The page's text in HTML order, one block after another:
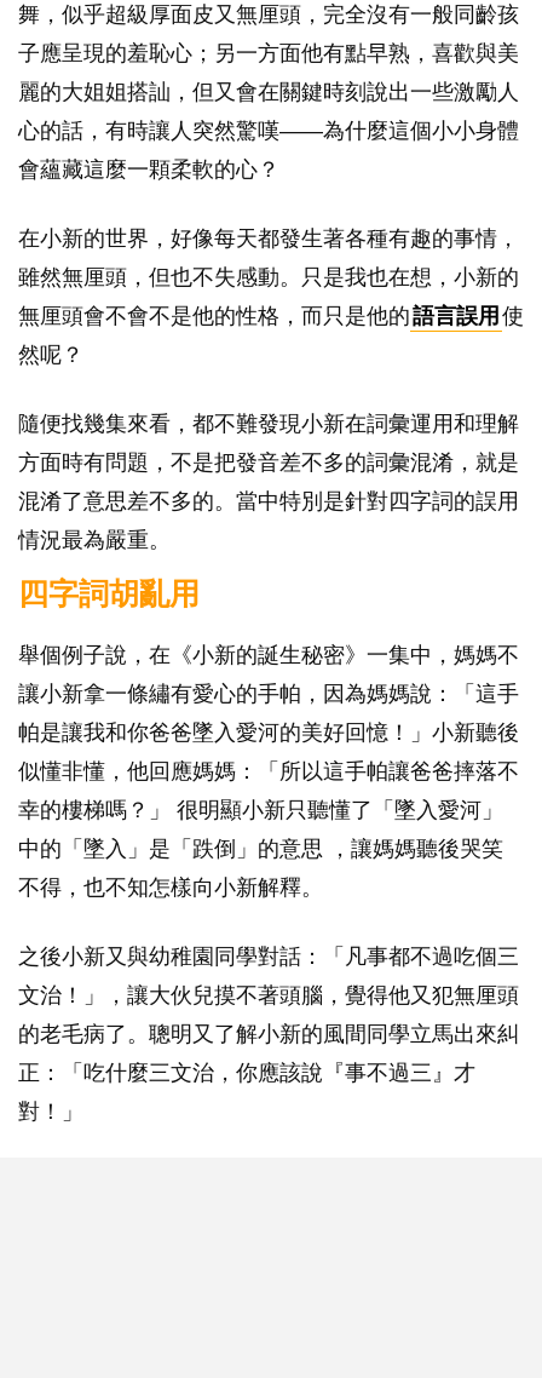
舞，似乎超級厚面皮又無厘頭，完全沒有一般同齡孩
子應呈現的羞恥心；另一方面他有點早熟，喜歡與美
麗的大姐姐搭訕，但又會在關鍵時刻說出一些激勵人
心的話，有時讓人突然驚嘆——為什麼這個小小身體
會蘊藏這麼一顆柔軟的心？
在小新的世界，好像每天都發生著各種有趣的事情，
雖然無厘頭，但也不失感動。只是我也在想，小新的
無厘頭會不會不是他的性格，而只是他的語言誤用 使
然呢？
隨便找幾集來看，都不難發現小新在詞彙運用和理解
方面時有問題，不是把發音差不多的詞彙混淆，就是
混淆了意思差不多的。當中特別是針對四字詞的誤用
情況最為嚴重。
四字詞胡亂用
舉個例子說，在《小新的誕生秘密》一集中，媽媽不
讓小新拿一條繡有愛心的手帕，因為媽媽說：「這手
帕是讓我和你爸爸墜入愛河的美好回憶！」小新聽後
似懂非懂，他回應媽媽：「所以這手帕讓爸爸摔落不
幸的樓梯嗎？」 很明顯小新只聽懂了「墜入愛河」
中的「墜入」是「跌倒」的意思 ，讓媽媽聽後哭笑
不得，也不知怎樣向小新解釋。
之後小新又與幼稚園同學對話：「凡事都不過吃個三
文治！」，讓大伙兒摸不著頭腦，覺得他又犯無厘頭
的老毛病了。聰明又了解小新的風間同學立馬出來糾
正：「吃什麼三文治，你應該說『事不過三』才
對！」